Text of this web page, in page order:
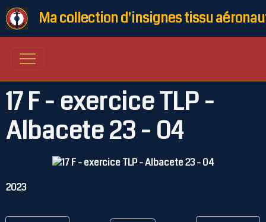
Ma collection d'insignes tissu
17 F - exercice TLP -
Albacete 23 - 04
2023